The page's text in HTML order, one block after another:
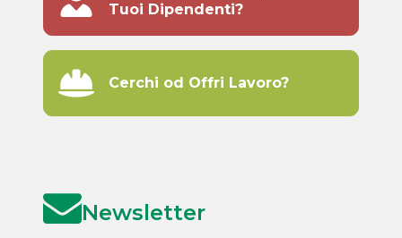
Tuoi Dipendenti?
Cerchi od Offri Lavoro?
Newsletter